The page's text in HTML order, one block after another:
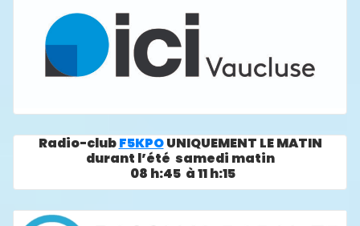
Radio-clubF5KPOUNIQUEMENT LE MATIN
durant l’été samedi matin
08 h:45 à 11 h:15